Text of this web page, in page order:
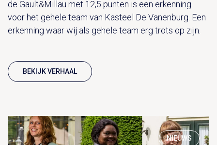
de Gault&Millau met 12,5 punten is een erkenning
voor het gehele team van Kasteel De Vanenburg. Een
erkenning waar wij als gehele team erg trots op zijn.
BEKIJK VERHAAL
NIEUWS